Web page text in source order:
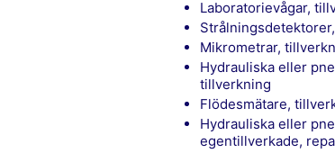
Laboratorievågar,
Mikrometrar,
Hydrauliska eller pneumatiska instrument och apparater för automatisk reglering,
tillverkning
Flödesmätare,
Hydrauliska eller pneumatiska instrument och apparater för automatisk reglering,
egentillverkade,